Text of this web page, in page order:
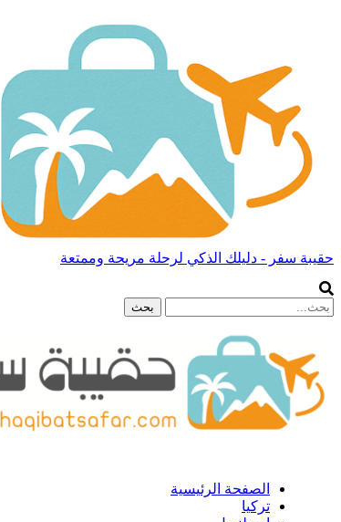
حقيبة سفر - دليلك الذكي لرحلة مريحة وممتعة
الصفحة الرئيسية
تركيا